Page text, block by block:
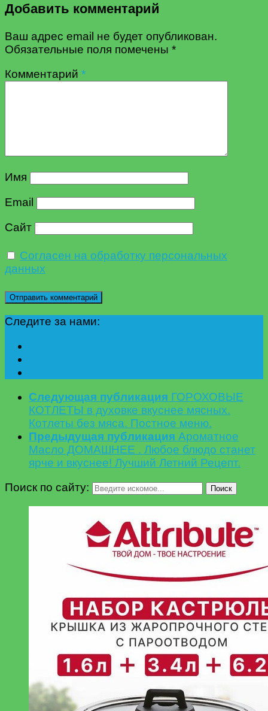
Добавить комментарий
Ваш адрес email не будет опубликован.
Обязательные поля помечены *
Комментарий *
Имя
Email
Сайт
Согласен на обработку персональных
данных
Следите за нами:
Следующая публикация ГОРОХОВЫЕ
КОТЛЕТЫ в духовке вкуснее мясных.
Котлеты без мяса. Постное меню.
Предыдущая публикация Ароматное
Масло ДОМАШНЕЕ . Любое блюдо станет
ярче и вкуснее! Лучший Летний Рецепт.
Поиск по сайту:
Поиск